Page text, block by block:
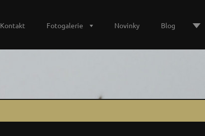
Kontakt Fotogalerie Novinky Blog